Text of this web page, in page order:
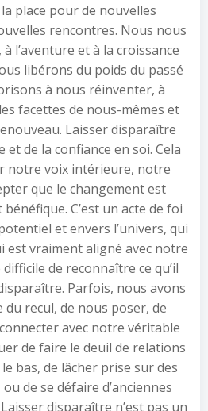
place pour de nouvelles
rencontres. Nous nous
l’aventure et à la croissance
libérons du poids du passé
à nous réinventer, à
facettes de nous-mêmes et
Laisser disparaître
et de la confiance en soi. Cela
notre voix intérieure, notre
que le changement est
C’est un acte de foi
et envers l’univers, qui
est vraiment aligné avec notre
de reconnaître ce qu’il
Parfois, nous avons
recul, de nous poser, de
avec notre véritable
de faire le deuil de relations
bas, de lâcher prise sur des
de se défaire d’anciennes
disparaître n’est pas un